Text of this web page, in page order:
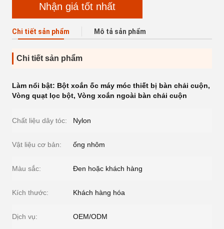
Nhận giá tốt nhất
Chi tiết sản phẩm Mô tả sản phẩm
Chi tiết sản phẩm
Làm nổi bật: Bột xoắn ốc máy móc thiết bị bàn chải cuộn,
Vòng quạt lọc bột, Vòng xoắn ngoài bàn chải cuộn
Chất liệu dây tóc: Nylon
Vật liệu cơ bản: ống nhôm
Màu sắc: Đen hoặc khách hàng
Kích thước: Khách hàng hóa
Dịch vụ: OEM/ODM